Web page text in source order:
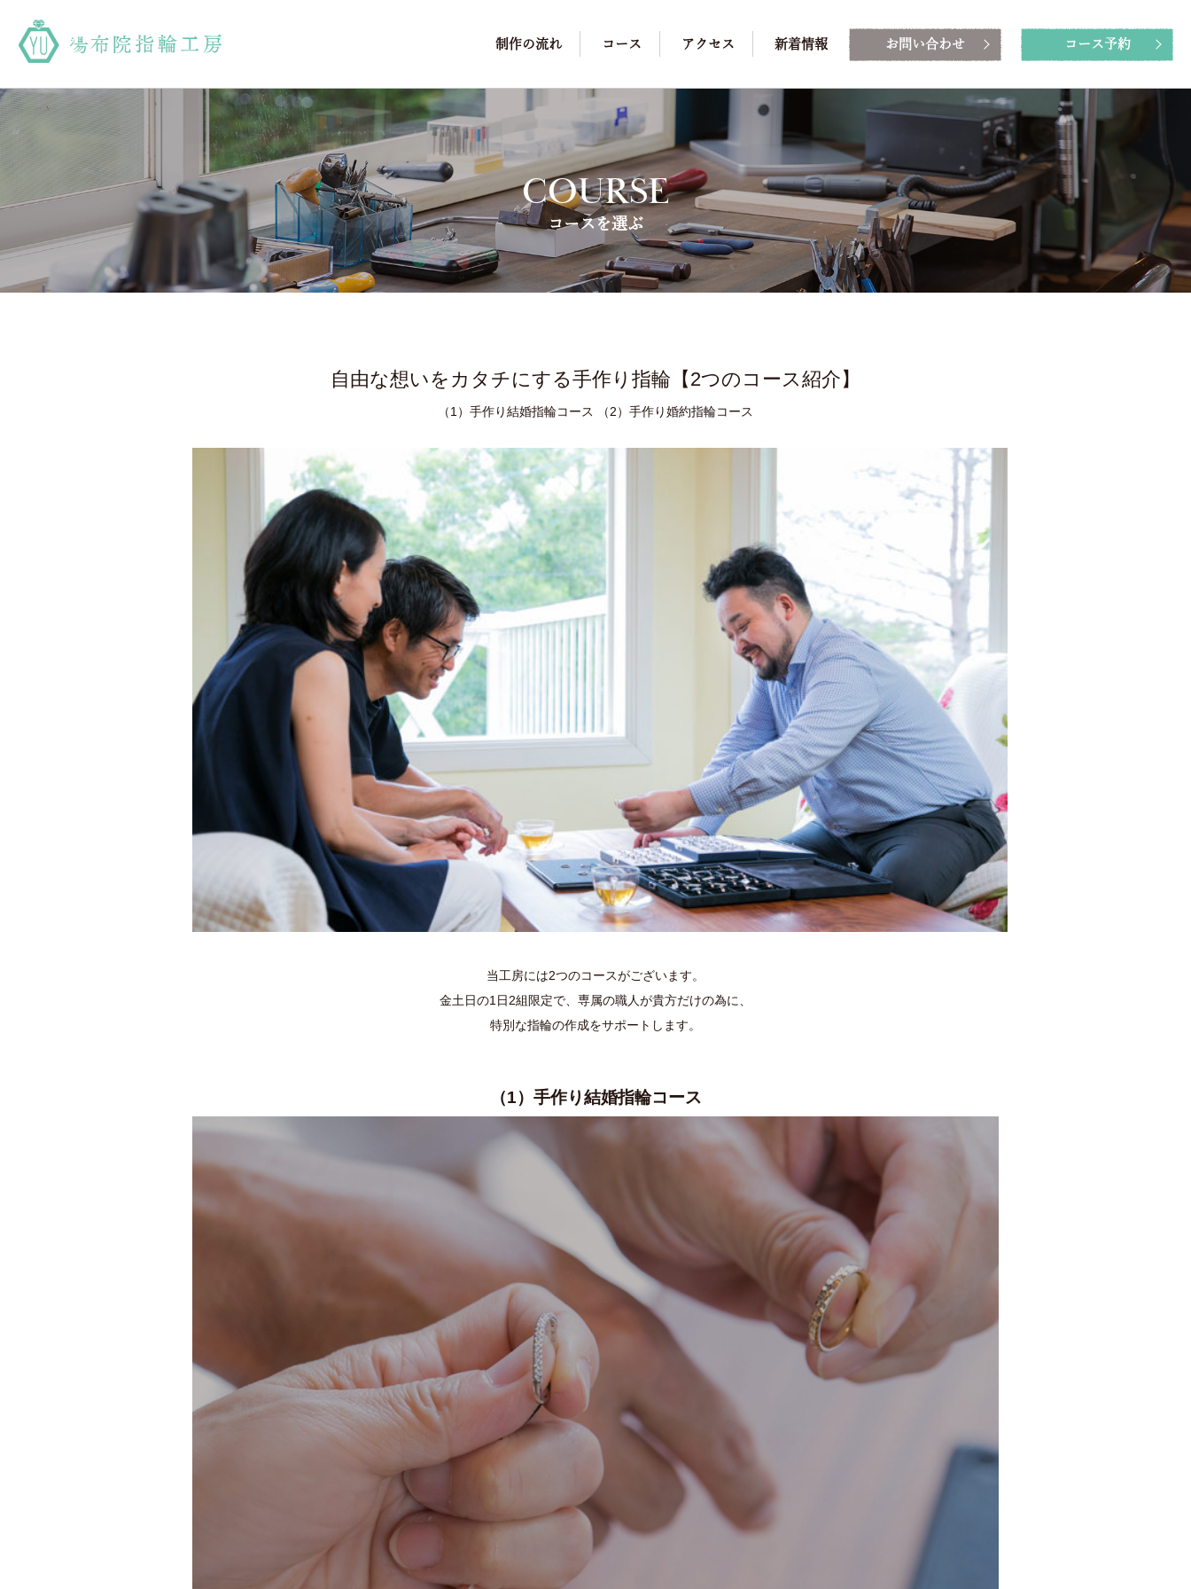
制作の流れ コース アクセス 新着情報 お問い合わせ コース予約
COURSE
コースを選ぶ
自由な想いをカタチにする手作り指輪【2つのコース紹介】
（1）手作り結婚指輪コース （2）手作り婚約指輪コース
当工房には2つのコースがございます。
金土日の1日2組限定で、専属の職人が貴方だけの為に、
特別な指輪の作成をサポートします。
（1）手作り結婚指輪コース